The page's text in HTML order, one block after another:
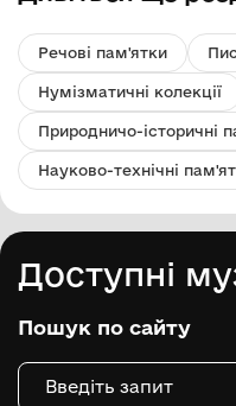
Речові пам'ятки
Нумізматичні колекції
Природничо-історичні
Науково-технічні
Доступні
Пошук по сайту